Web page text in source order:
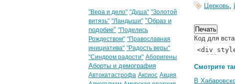
Церковь,
Код для
Смотрите
В
"Вера и дело" "Душа" "Золотой
витязь" "Ландыши" "Образ и
подобие" "Поделись
Рождеством" "Православная
инициатива" "Радость веры"
"Синдром радости" Аборигены
Аборты и демография
Автокатастрофа Аксиос Акция